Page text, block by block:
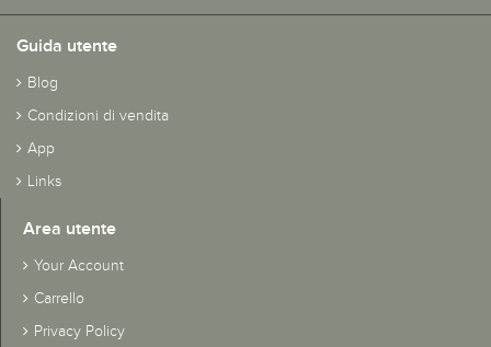
Guida utente
Blog
Condizioni di vendita
App
Links
Area utente
Your Account
Carrello
Privacy Policy